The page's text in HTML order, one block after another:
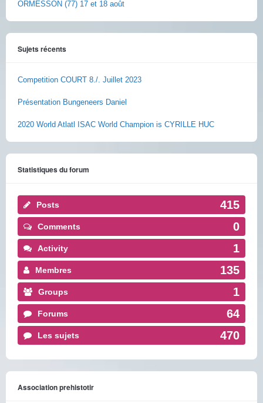
ORMESSON (77) 17 et 18 août
Sujets récents
Competition COURT 8./. Juillet 2023
Présentation Bungeneers Daniel
2020 World Atlatl ISAC World Champion is CYRILLE HUC
Statistiques du forum
Posts 415
Comments 0
Activity 1
Membres 135
Groups 1
Forums 64
Les sujets 470
Association prehistotir